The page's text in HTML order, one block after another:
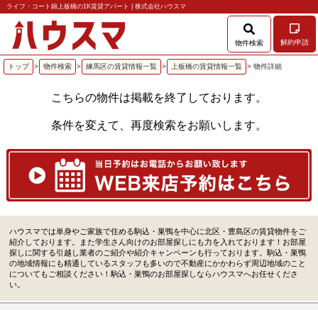
ライフ・コート錦上板橋の1K賃貸アパート | 株式会社ハウスマ
物件検索 解約申請
トップ > 物件検索 > 練馬区の賃貸情報一覧 > 上板橋の賃貸情報一覧 > 物件詳細
こちらの物件は掲載を終了しております。
条件を変えて、再度検索をお願いします。
ハウスマでは単身やご家族で住める駒込・巣鴨を中心に北区・豊島区の賃貸物件をご
紹介しております。また学生さん向けのお部屋探しにも力を入れております！お部屋
探しに関する引越し業者のご紹介や紹介キャンペーンも行っております。駒込・巣鴨
の地域情報にも精通しているスタッフも多いので不動産にかかわらず周辺地域のこと
についてもご相談ください！駒込・巣鴨のお部屋探しならハウスマへお任せくださ
い。